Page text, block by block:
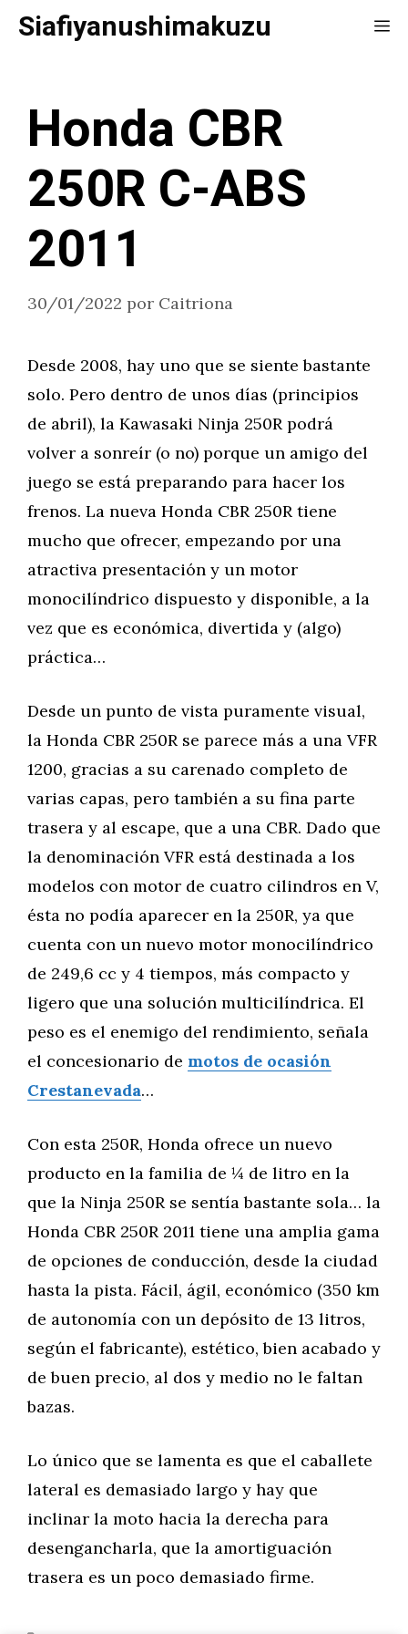
SaltarSiafiyanushimakuzu
Honda CBR
250R C-ABS
2011
30/01/2022 por Caitriona
Desde 2008, hay uno que se siente bastante
solo. Pero dentro de unos días (principios
de abril), la Kawasaki Ninja 250R podrá
volver a sonreír (o no) porque un amigo del
juego se está preparando para hacer los
frenos. La nueva Honda CBR 250R tiene
mucho que ofrecer, empezando por una
atractiva presentación y un motor
monocilíndrico dispuesto y disponible, a la
vez que es económica, divertida y (algo)
práctica…
Desde un punto de vista puramente visual,
la Honda CBR 250R se parece más a una VFR
1200, gracias a su carenado completo de
varias capas, pero también a su fina parte
trasera y al escape, que a una CBR. Dado que
la denominación VFR está destinada a los
modelos con motor de cuatro cilindros en V,
ésta no podía aparecer en la 250R, ya que
cuenta con un nuevo motor monocilíndrico
de 249,6 cc y 4 tiempos, más compacto y
ligero que una solución multicilíndrica. El
peso es el enemigo del rendimiento, señala
el concesionario de motos de ocasión
Crestanevada…
Con esta 250R, Honda ofrece un nuevo
producto en la familia de ¼ de litro en la
que la Ninja 250R se sentía bastante sola… la
Honda CBR 250R 2011 tiene una amplia gama
de opciones de conducción, desde la ciudad
hasta la pista. Fácil, ágil, económico (350 km
de autonomía con un depósito de 13 litros,
según el fabricante), estético, bien acabado y
de buen precio, al dos y medio no le faltan
bazas.
Lo único que se lamenta es que el caballete
lateral es demasiado largo y hay que
inclinar la moto hacia la derecha para
desengancharla, que la amortiguación
trasera es un poco demasiado firme.